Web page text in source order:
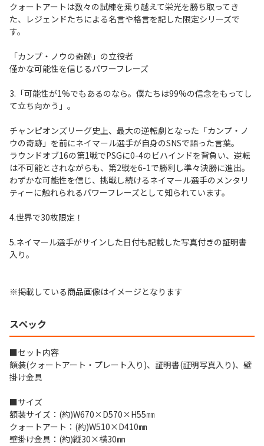
クォートアートは数々の試練を乗り越えて栄光を勝ち取ってき
た、レジェンドたちによる名言や格言を記した限定シリーズで
す。
「カンプ・ノウの奇跡」の立役者
僅かな可能性を信じるパワーフレーズ
3.「可能性が1%でもあるのなら。僕たちは99%の信念をもってし
て立ち向かう」。
チャンピオンズリーグ史上、最大の逆転劇となった「カンプ・ノ
ウの奇跡」を前にネイマール選手が自身のSNSで語った言葉。
ラウンドオブ16の第1戦でPSGに0-4のビハインドを背負い、逆転
は不可能とされながらも、第2戦を6-1で勝利し準々決勝に進出。
わずかな可能性を信じ、挑戦し続けるネイマール選手のメンタリ
ティーに触れられるパワーフレーズとして知られています。
4.世界で30枚限定！
5.ネイマール選手がサインした日付も記載した写真付きの証明書
入り。
※掲載している商品画像はイメージとなります
スペック
■セット内容
額装(クォートアート・プレート入り)、証明書(証明写真入り)、壁
掛け金具
■サイズ
額装サイズ：(約)W670×D570×H55㎜
クォートアート：(約)W510×D410㎜
壁掛け金具：(約)縦30×横30㎜